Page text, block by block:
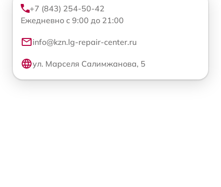
+7 (843) 254-50-42
Ежедневно с 9:00 до 21:00
info@kzn.lg-repair-center.ru
ул. Марселя Салимжанова, 5